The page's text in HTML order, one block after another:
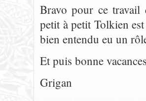
Bravo pour ce travail
petit à petit Tolkien
bien entendu eu un
Et puis bonne
Grigan